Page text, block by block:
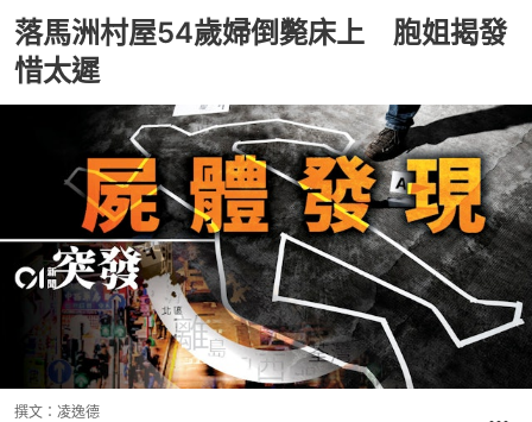
落馬洲村屋54歲婦倒斃床上 胞姐揭發
惜太遲
撰文： 凌逸德